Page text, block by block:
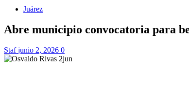
Juárez
Abre municipio convocatoria para
Stafjunio 2, 2026 0